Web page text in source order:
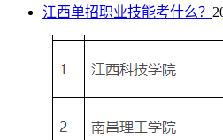
江西单招职业技能考什么？